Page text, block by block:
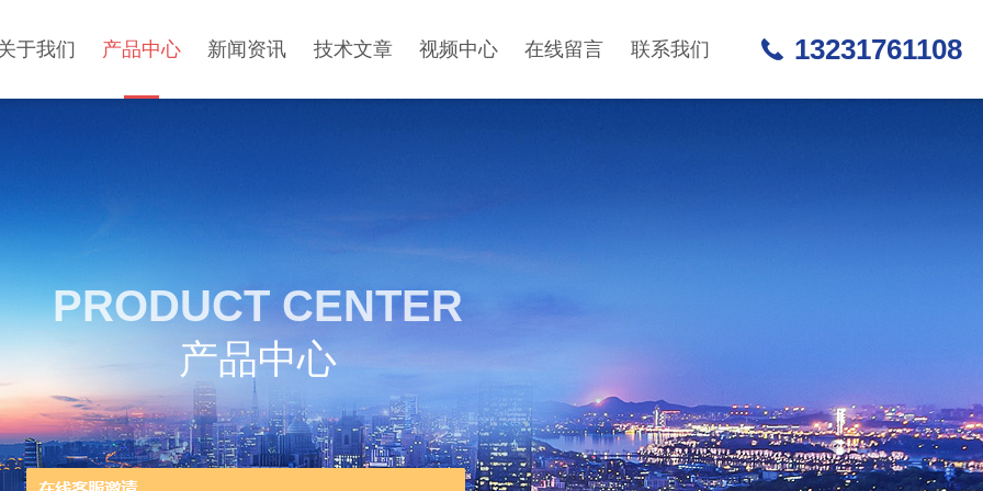
于我们 产品中心 新闻资讯 技术文章 视频中心 在线留言 联系我们 13231761108
PRODUCT CENTER
产品中心